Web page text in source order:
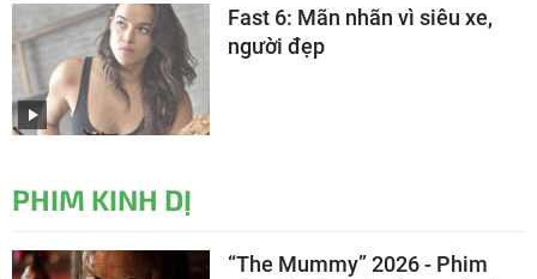
Fast 6: Mãn nhãn vì siêu xe,
người đẹp
PHIM KINH DỊ
“The Mummy” 2026 - Phim